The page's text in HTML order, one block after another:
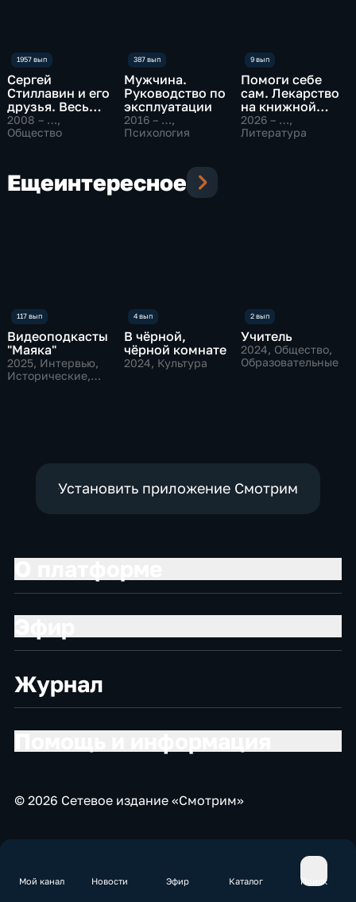
Мой канал Новости Эфир Каталог Поиск
Сергей
Стиллавин и его
друзья. Весь
эфир
2008 – …,
Общество
Мужчина.
Руководство по
эксплуатации
2016 – …,
Психология
Помоги себе
сам. Лекарство
на книжной
полке
2026 – …,
Литература
Ещеинтересное
Видеоподкасты
"Маяка"
2025, Интервью,
Исторические,
В чёрной,
чёрной комнате
2024, Культура
Учитель
2024, Общество,
Образовательные
Установить приложение Смотрим
Журнал
© 2026 Сетевое издание «Смотрим»